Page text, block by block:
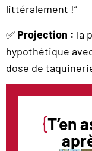
littéralement !”
✅ Projection : la
hypothétique
dose de
{T’en